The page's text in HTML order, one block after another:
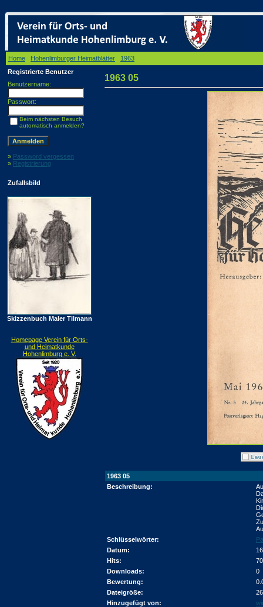
Home Hohenlimburger Heimatblätter 1963
Registrierte Benutzer
Benutzername:
Passwort:
Beim nächsten Besuch
automatisch anmelden?
» Password vergessen
» Registrierung
Zufallsbild
Skizzenbuch Maler Tilmann
Homepage Verein für Orts-
und Heimatkunde
Hohenlimburg e. V.
1963 05
1963 05
Beschreibung:
Schlüsselwörter:
Datum:
Hits:
Downloads:
0
Bewertung:
Dateigröße:
Hinzugefügt von: